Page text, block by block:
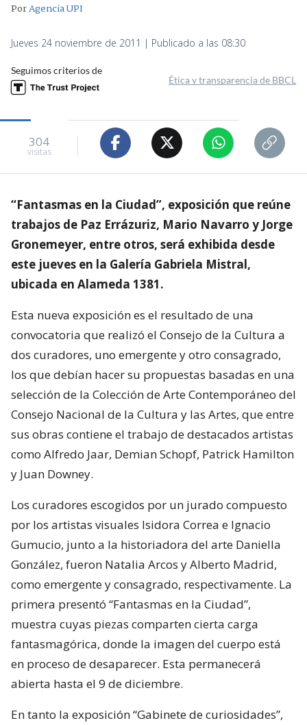
PorAgencia UPI
Jueves 24 noviembre de 2011 | Publicado a las 08:30
Seguimos criterios de
Ética y transparencia de BBCL
304
visitas
“Fantasmas en la Ciudad”, exposición que reúne
trabajos de Paz Errázuriz, Mario Navarro y Jorge
Gronemeyer, entre otros, será exhibida desde
este jueves en la Galería Gabriela Mistral,
ubicada en Alameda 1381.
Esta nueva exposición es el resultado de una
convocatoria que realizó el Consejo de la Cultura a
dos curadores, uno emergente y otro consagrado,
los que debían hacer su propuestas basadas en una
selección de la Colección de Arte Contemporáneo del
Consejo Nacional de la Cultura y las Artes, que entre
sus obras contiene el trabajo de destacados artistas
como Alfredo Jaar, Demian Schopf, Patrick Hamilton
y Juan Downey.
Los curadores escogidos por un jurado compuesto
por los artistas visuales Isidora Correa e Ignacio
Gumucio, junto a la historiadora del arte Daniella
González, fueron Natalia Arcos y Alberto Madrid,
como emergente y consagrado, respectivamente. La
primera presentó “Fantasmas en la Ciudad”,
muestra cuyas piezas comparten cierta carga
fantasmagórica, donde la imagen del cuerpo está
en proceso de desaparecer. Esta permanecerá
abierta hasta el 9 de diciembre.
En tanto la exposición “Gabinete de curiosidades”,